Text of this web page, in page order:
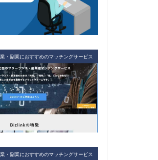
・副業におすすめのマッチングサービス
・副業におすすめのマッチングサービス